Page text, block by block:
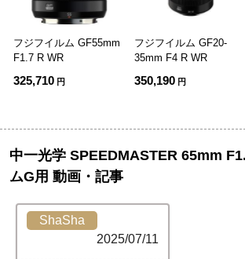
フジフイルム GF55mm
F1.7 R WR
325,710 円
フジフイルム GF20-
35mm F4 R WR
350,190 円
中一光学 SPEEDMASTER 65mm
ムG用 動画・記事
ShaSha
2025/07/11